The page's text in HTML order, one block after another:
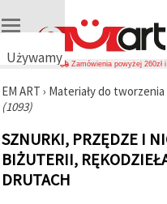
Używamy
cookie
🍪
plików
cookie i
podobnych
technologii,
Zamówienia powyżej 260zł
EM ART › Materiały do
(1093)
SZNURKI, PRZĘDZE I
BIŻUTERII,
DRUTACH